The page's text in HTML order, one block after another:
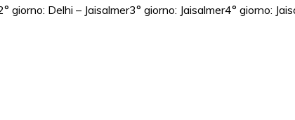
Delhi – Jaisalmer3° giorno: Jaisalmer4° giorno: